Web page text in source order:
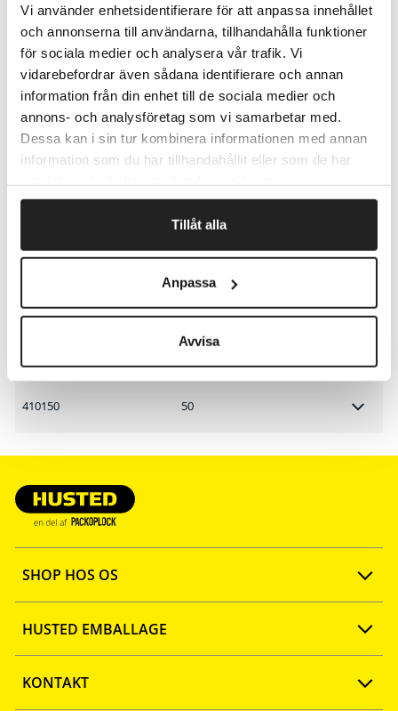
Vi använder enhetsidentifierare för att anpassa innehållet
och annonserna till användarna, tillhandahålla funktioner
för sociala medier och analysera vår trafik. Vi
vidarebefordrar även sådana identifierare och annan
information från din enhet till de sociala medier och
annons- och analysföretag som vi samarbetar med.
Dessa kan i sin tur kombinera informationen med annan
information som du har tillhandahållit eller som de har
Tillåt alla
Anpassa
Avvisa
Prisen er pr. rulle.
Fragtfrit når du handler for 1.900,-
Afsendelse samme dag ved bestilling
inden kl 10
Artikelnr. Bredde mm
19
25
410150 50
SHOP HOS OS
Opret konto
FAQ
HUSTED EMBALLAGE
Ny webshop
KONTAKT